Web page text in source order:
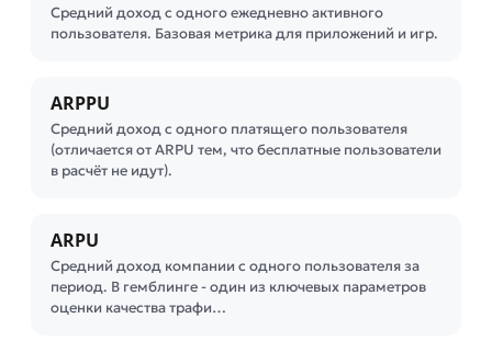
Средний доход с одного ежедневно активного
пользователя. Базовая метрика для приложений и игр.
ARPPU
Средний доход с одного платящего пользователя
(отличается от ARPU тем, что бесплатные пользователи
в расчёт не идут).
ARPU
Средний доход компании с одного пользователя за
период. В гемблинге - один из ключевых параметров
оценки качества трафи…